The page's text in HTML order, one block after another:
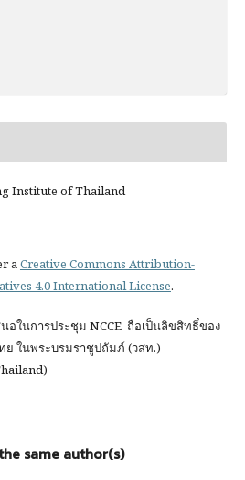
Institute of Thailand
aCreative Commons Attribution-
4.0 International License.
อในการประชุม NCCE ถือเป็นลิขสิทธิ์ของ
ย ในพระบรมราชูปถัมภ์ (วสท.)
same author(s)